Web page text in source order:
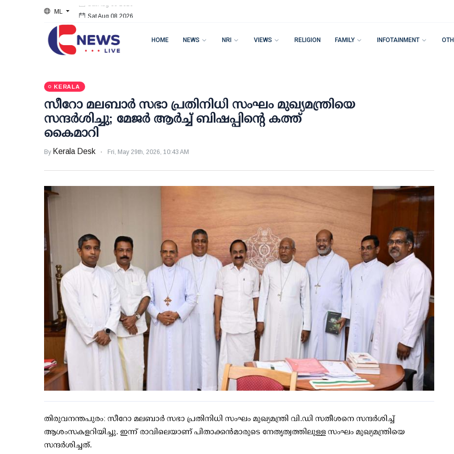
ML Sat Aug 08 2026
HOME NEWS NRI VIEWS RELIGION FAMILY INFOTAINMENT
KERALA
സീറോ മലബാര്‍ സഭാ പ്രതിനിധി സംഘം മുഖ്യമന്ത്രിയെ
സന്ദര്‍ശിച്ചു; മേജര്‍ ആര്‍ച്ച് ബിഷപ്പിന്റെ കത്ത്
കൈമാറി
By Kerala Desk Fri, May 29th, 2026, 10:43 AM
തിരുവനന്തപുരം: സീറോ മലബാര്‍ സഭാ പ്രതിനിധി സംഘം മുഖ്യമന്ത്രി വി.ഡി സതീശനെ സന്ദര്‍ശിച്ച്
ആശംസകളറിയിച്ചു. ഇന്ന് രാവിലെയാണ് പിതാക്കന്‍മാരുടെ നേതൃത്വത്തിലുള്ള സംഘം മുഖ്യമന്ത്രിയെ
സന്ദര്‍ശിച്ചത്.